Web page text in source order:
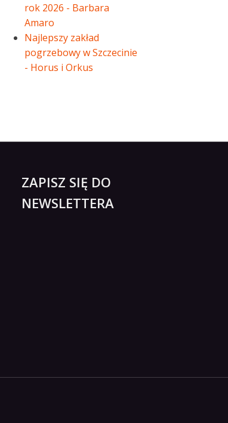
rok 2026 - Barbara
Amaro
Najlepszy zakład
pogrzebowy w Szczecinie
- Horus i Orkus
ZAPISZ SIĘ DO
NEWSLETTERA